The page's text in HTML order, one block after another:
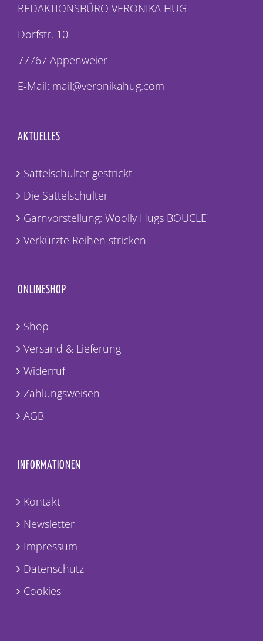
REDAKTIONSBÜRO VERONIKA HUG
Dorfstr. 10
77767 Appenweier
E-Mail: mail@veronikahug.com
AKTUELLES
Sattelschulter gestrickt
Die Sattelschulter
Garnvorstellung: Woolly Hugs BOUCLE`
Verkürzte Reihen stricken
ONLINESHOP
Shop
Versand & Lieferung
Widerruf
Zahlungsweisen
AGB
INFORMATIONEN
Kontakt
Newsletter
Impressum
Datenschutz
Cookies